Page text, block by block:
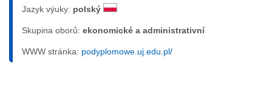
Jazyk výuky: polský
Skupina oborů: ekonomické a administrativní
WWW stránka: podyplomowe.uj.edu.pl/